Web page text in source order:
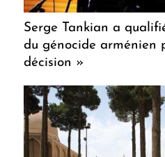
Serge Tankian a
du génocide arménien
décision »